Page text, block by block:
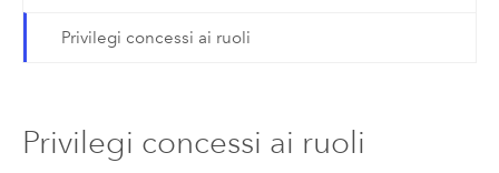
Privilegi concessi ai ruoli
Privilegi concessi ai ruoli